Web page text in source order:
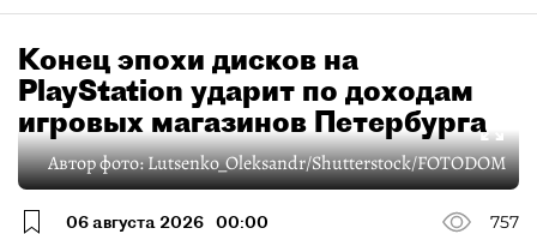
Конец эпохи дисков на
PlayStation ударит по доходам
игровых магазинов Петербурга
Автор фото:Lutsenko_Oleksandr/Shutterstock/FOTODOM
06 августа 2026 00:00
757